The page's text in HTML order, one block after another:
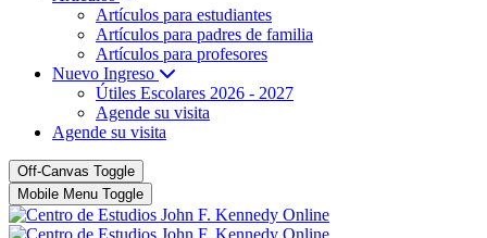
Artículos para estudiantes
Artículos para padres de familia
Artículos para profesores
Nuevo Ingreso
Útiles Escolares 2026 - 2027
Agende su visita
Agende su visita
Off-Canvas Toggle
Mobile Menu Toggle